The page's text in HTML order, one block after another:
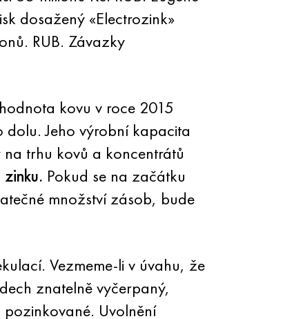
dosažený «Electrozink»
RUB. Závazky
kovu v roce 2015
dolu. Jeho výrobní kapacita
trhu kovů a koncentrátů
zinku. Pokud se na začátku
množství zásob, bude
Vezmeme-li v úvahu, že
znatelně vyčerpaný,
Uvolnění